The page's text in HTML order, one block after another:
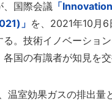
、国際会議 「
」 を、2021年10月
る。技術イノベーショ
国の有識者が知見を交
温室効果ガスの排出量